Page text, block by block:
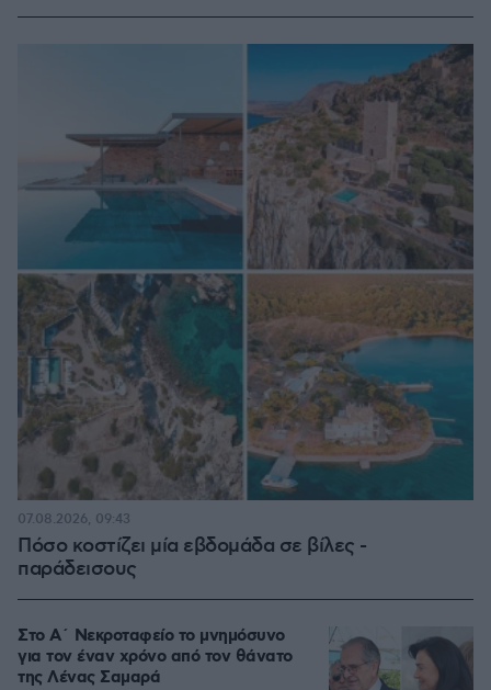
Πόσο κοστίζει μία εβδομάδα σε βίλες -
παράδεισους
07.08.2026, 09:43
Στο Α΄ Νεκροταφείο το μνημόσυνο
για τον έναν χρόνο από τον θάνατο
της Λένας Σαμαρά